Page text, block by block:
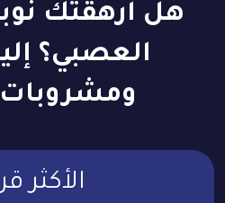
هل أرهقتك
العصبي؟
الأكثر